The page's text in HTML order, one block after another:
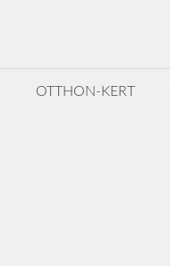
OTTHON-KERT